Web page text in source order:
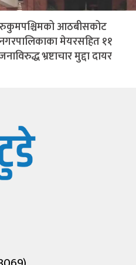
आठबीसकोट
मेयरसहित ११
भ्रष्टाचार मुद्दा दायर